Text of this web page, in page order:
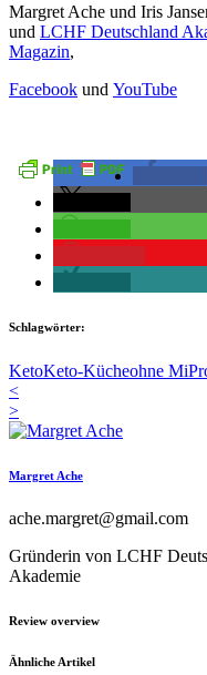
Margret Ache und Iris
und LCHF Deutschland
Magazin,
Facebook und YouTube
Schlagwörter:
KetoKeto-Kücheohne
<
>
Margret Ache
ache.margret@gmail.com
Gründerin von LCHF
Akademie
Review overview
Ähnliche Artikel